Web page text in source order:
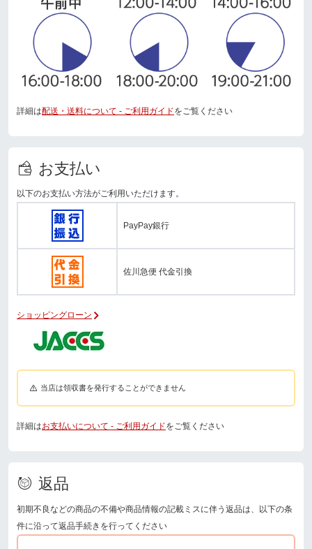
詳細は配送・送料について - ご利用ガイドをご覧ください
お支払い
以下のお支払い方法がご利用いただけます。
PayPay銀行
佐川急便 代金引換
ショッピングローン
当店は領収書を発行することができません
詳細はお支払いについて - ご利用ガイドをご覧ください
返品
初期不良などの商品の不備や商品情報の記載ミスに伴う返品は、以下の条
件に沿って返品手続きを行ってください